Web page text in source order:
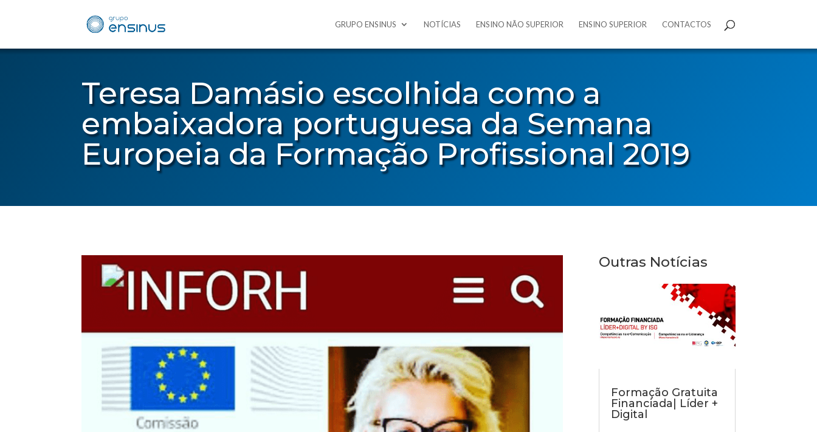
GRUPO ENSINUS NOTÍCIAS ENSINO NÃO SUPERIOR ENSINO SUPERIOR CONTACTOS
Teresa Damásio escolhida como a
embaixadora portuguesa da Semana
Europeia da Formação Profissional 2019
Outras Notícias
Formação Gratuita
Financiada| Líder +
Digital